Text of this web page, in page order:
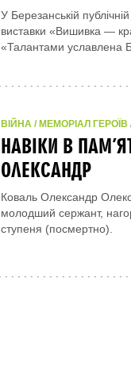
У Березанській
виставки «Вишивка —
«Талантами уславлена
ВІЙНА / МЕМОРІАЛ ГЕРОЇВ
НАВІКИ В
ОЛЕКСАНДР
Коваль Олександр
молодший сержант,
ступеня (посмертно).